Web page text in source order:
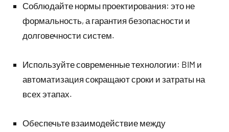
Соблюдайте нормы проектирования: это не
формальность, а гарантия безопасности и
долговечности систем.
Используйте современные технологии: BIM и
автоматизация сокращают сроки и затраты на
всех этапах.
Обеспечьте взаимодействие между